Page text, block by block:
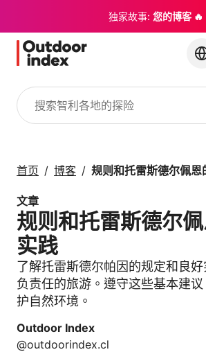
独家故事: 您的博客 🔥
搜索
首页 博客 规则和托雷斯德尔佩恩
文章
规则和托雷斯德尔
实践
了解托雷斯德尔帕因的规定和良
负责任的旅游。遵守这些基本建
护自然环境。
Outdoor Index
@outdoorindex.cl
与 Outdoor
起探索智利